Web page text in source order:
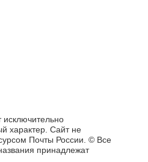
исключительно
характер. Сайт не
Почты России. © Все
принадлежат